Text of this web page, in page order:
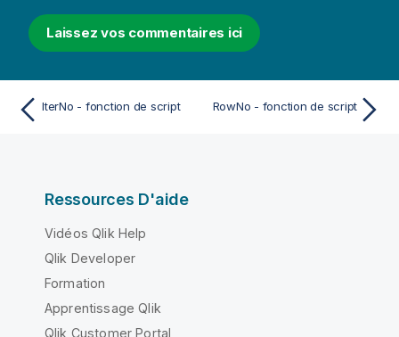
Laissez vos commentaires ici
IterNo - fonction de script RowNo - fonction de script
Ressources D'aide
Vidéos Qlik Help
Qlik Developer
Formation
Apprentissage Qlik
Qlik Customer Portal